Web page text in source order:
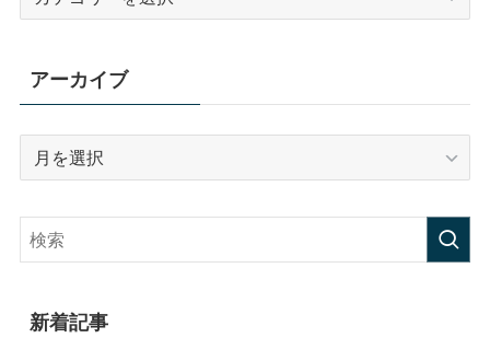
リ
ー
アーカイブ
イ
新着記事